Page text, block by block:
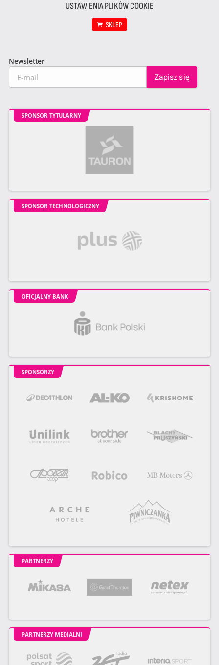
USTAWIENIA PLIKÓW COOKIE
SKLEP
Newsletter
SPONSOR TYTULARNY
SPONSOR TECHNOLOGICZNY
OFICJALNY BANK
SPONSORZY
PARTNERZY
PARTNERZY MEDIALNI